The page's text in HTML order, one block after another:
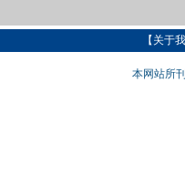
【 关于
本网站所